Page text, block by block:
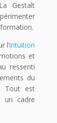
Gestalt
l’intuition
et
ressenti
du
Tout est
un cadre